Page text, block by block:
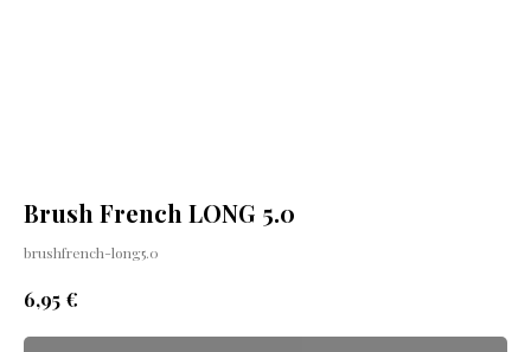
Brush French LONG 5.0
brushfrench-long5.0
6,95 €